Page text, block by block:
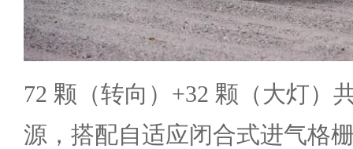
72 颗（转向）+32 颗（大灯）
源，搭配自适应闭合式进气格